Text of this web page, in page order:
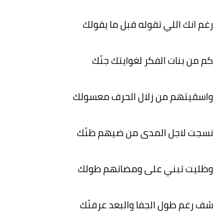
رغم انك اللي تقوله قبل ما يقولك
كم من بنات الفكر لغوايتك جنّك
واسقيتهم من زلال الحرف معسولك
نسجت لاجل المدى من ضيهم ظنّك
وظليت تبني على ومضاتهم طولك
شف رغم طول الجفا والبعد عرفنّك